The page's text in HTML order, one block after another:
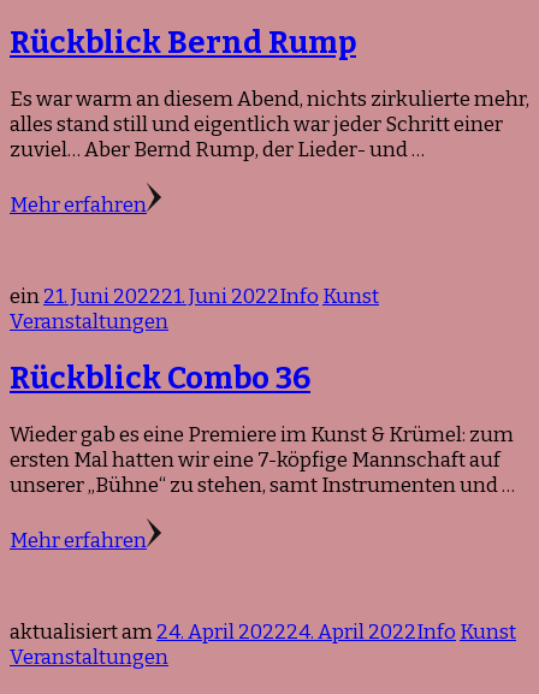
Rückblick Bernd Rump
Es war warm an diesem Abend, nichts zirkulierte mehr,
alles stand still und eigentlich war jeder Schritt einer
zuviel… Aber Bernd Rump, der Lieder- und …
Mehr erfahren
ein21. Juni 202221. Juni 2022Info Kunst
Veranstaltungen
Rückblick Combo 36
Wieder gab es eine Premiere im Kunst & Krümel: zum
ersten Mal hatten wir eine 7-köpfige Mannschaft auf
unserer „Bühne“ zu stehen, samt Instrumenten und …
Mehr erfahren
aktualisiert am24. April 202224. April 2022Info Kunst
Veranstaltungen